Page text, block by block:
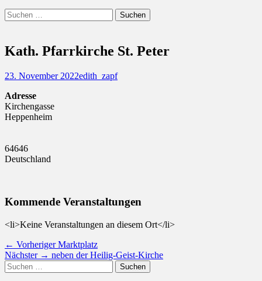
Suchen
Suchen
nach:
Kath. Pfarrkirche St. Peter
Posted
23. November 2022Autor
edith_zapf
Adresse
Kirchengasse
Heppenheim
64646
Deutschland
Kommende Veranstaltungen
<li>Keine Veranstaltungen an diesem Ort</li>
Beitragsnavigation
← Vorheriger Vorheriger
Beitrag:
Marktplatz
Nächster → Nächster
neben der Heilig-Geist-Kirche
Suchen
nach: